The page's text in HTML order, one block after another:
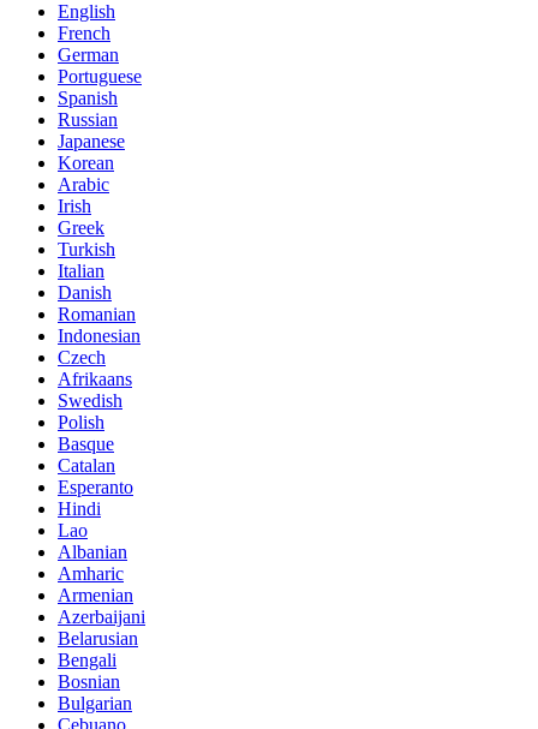
English
French
German
Portuguese
Spanish
Russian
Japanese
Korean
Arabic
Irish
Greek
Turkish
Italian
Danish
Romanian
Indonesian
Czech
Afrikaans
Swedish
Polish
Basque
Catalan
Esperanto
Hindi
Lao
Albanian
Amharic
Armenian
Azerbaijani
Belarusian
Bengali
Bosnian
Bulgarian
Cebuano